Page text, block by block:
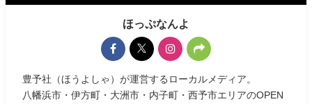
ほっぷなんよ
豊予社（ほうよしゃ）が運営するローカルメディア。
八幡浜市・伊方町・大洲市・内子町・西予市エリアのOPEN